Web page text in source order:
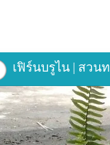
เฟิร์นบรูไน | สวน